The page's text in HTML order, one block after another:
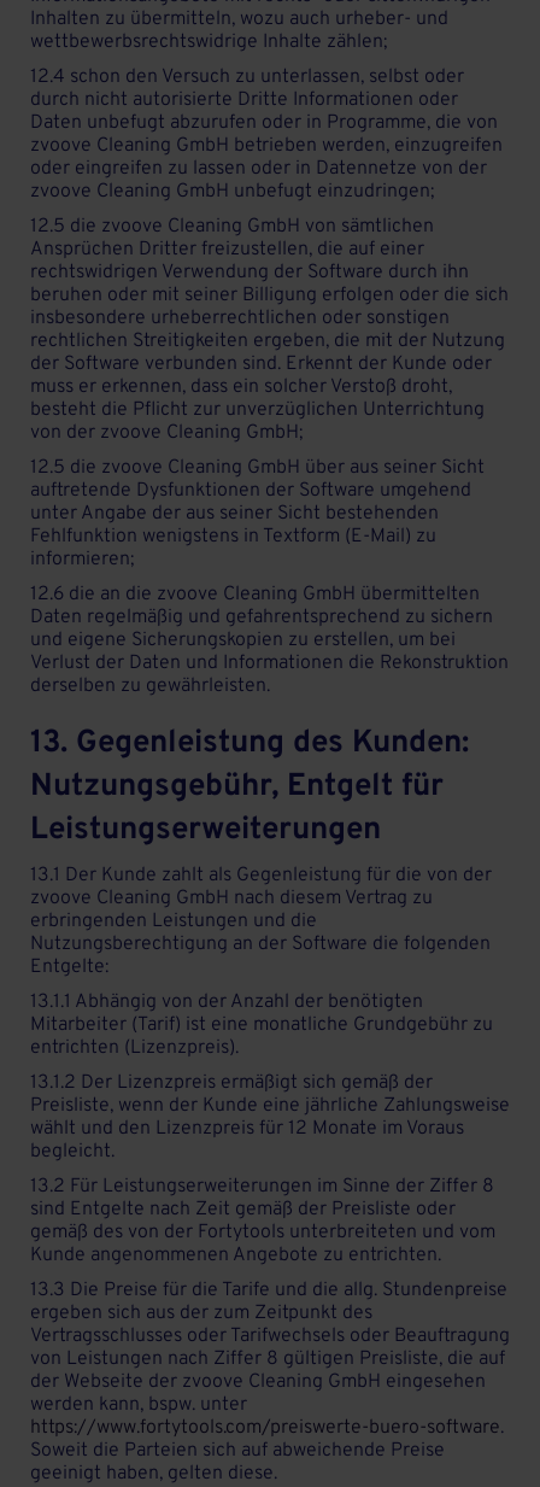
Inhalten zu übermitteln, wozu auch urheber- und
wettbewerbsrechtswidrige Inhalte zählen;
12.4 schon den Versuch zu unterlassen, selbst oder
durch nicht autorisierte Dritte Informationen oder
Daten unbefugt abzurufen oder in Programme, die von
zvoove Cleaning GmbH betrieben werden, einzugreifen
oder eingreifen zu lassen oder in Datennetze von der
zvoove Cleaning GmbH unbefugt einzudringen;
12.5 die zvoove Cleaning GmbH von sämtlichen
Ansprüchen Dritter freizustellen, die auf einer
rechtswidrigen Verwendung der Software durch ihn
beruhen oder mit seiner Billigung erfolgen oder die sich
insbesondere urheberrechtlichen oder sonstigen
rechtlichen Streitigkeiten ergeben, die mit der Nutzung
der Software verbunden sind. Erkennt der Kunde oder
muss er erkennen, dass ein solcher Verstoß droht,
besteht die Pflicht zur unverzüglichen Unterrichtung
von der zvoove Cleaning GmbH;
12.5 die zvoove Cleaning GmbH über aus seiner Sicht
auftretende Dysfunktionen der Software umgehend
unter Angabe der aus seiner Sicht bestehenden
Fehlfunktion wenigstens in Textform (E-Mail) zu
informieren;
12.6 die an die zvoove Cleaning GmbH übermittelten
Daten regelmäßig und gefahrentsprechend zu sichern
und eigene Sicherungskopien zu erstellen, um bei
Verlust der Daten und Informationen die Rekonstruktion
derselben zu gewährleisten.
13. Gegenleistung des Kunden:
Nutzungsgebühr, Entgelt für
Leistungserweiterungen
13.1 Der Kunde zahlt als Gegenleistung für die von der
zvoove Cleaning GmbH nach diesem Vertrag zu
erbringenden Leistungen und die
Nutzungsberechtigung an der Software die folgenden
Entgelte:
13.1.1 Abhängig von der Anzahl der benötigten
Mitarbeiter (Tarif) ist eine monatliche Grundgebühr zu
entrichten (Lizenzpreis).
13.1.2 Der Lizenzpreis ermäßigt sich gemäß der
Preisliste, wenn der Kunde eine jährliche Zahlungsweise
wählt und den Lizenzpreis für 12 Monate im Voraus
begleicht.
13.2 Für Leistungserweiterungen im Sinne der Ziffer 8
sind Entgelte nach Zeit gemäß der Preisliste oder
gemäß des von der Fortytools unterbreiteten und vom
Kunde angenommenen Angebote zu entrichten.
13.3 Die Preise für die Tarife und die allg. Stundenpreise
ergeben sich aus der zum Zeitpunkt des
Vertragsschlusses oder Tarifwechsels oder Beauftragung
von Leistungen nach Ziffer 8 gültigen Preisliste, die auf
der Webseite der zvoove Cleaning GmbH eingesehen
werden kann, bspw. unter
https://www.fortytools.com/preiswerte-buero-software.
Soweit die Parteien sich auf abweichende Preise
geeinigt haben, gelten diese.